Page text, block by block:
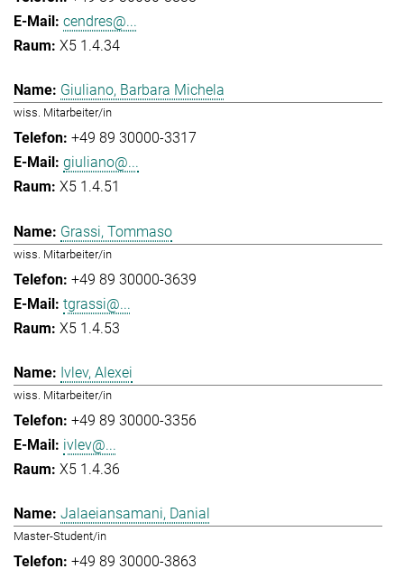
cendres@...
X5 1.4.34
Giuliano, Barbara Michela
wiss. Mitarbeiter/in
+49 89 30000-3317
giuliano@...
X5 1.4.51
Grassi, Tommaso
wiss. Mitarbeiter/in
+49 89 30000-3639
tgrassi@...
X5 1.4.53
Ivlev, Alexei
wiss. Mitarbeiter/in
+49 89 30000-3356
ivlev@...
X5 1.4.36
Jalaeiansamani, Danial
Master-Student/in
+49 89 30000-3863